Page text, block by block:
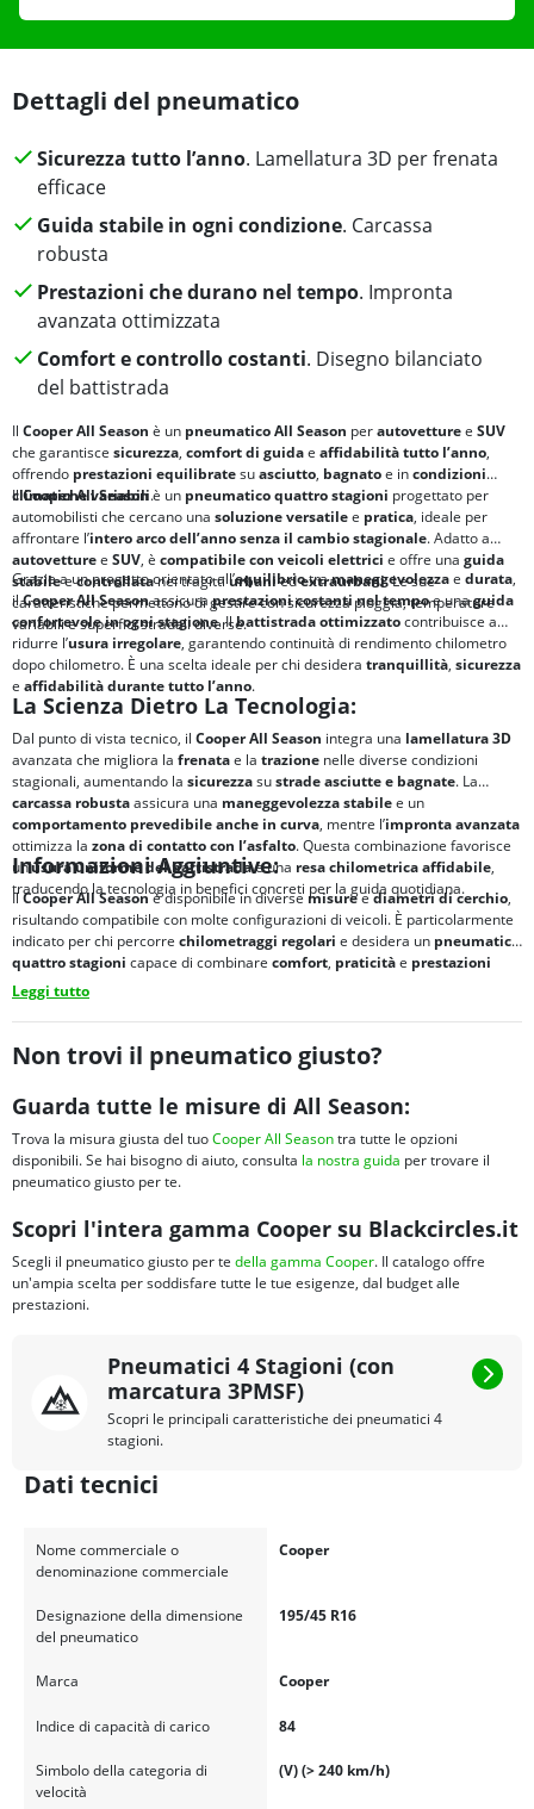
Dettagli del pneumatico
Sicurezza tutto l’anno. Lamellatura 3D per frenata
efficace
Guida stabile in ogni condizione. Carcassa
robusta
Prestazioni che durano nel tempo. Impronta
avanzata ottimizzata
Comfort e controllo costanti. Disegno bilanciato
del battistrada
Il Cooper All Season è un pneumatico All Season perautovetturee SUV
che garantisce sicurezza, comfort di guidae affidabilità tutto l’anno,
offrendo prestazioni equilibratesuasciutto, bagnatoe incondizioni
climatiche variabili.
IlCooper All Seasonè un pneumatico quattro stagioni progettato per
automobilisti che cercano una soluzioneversatilee pratica, ideale per
affrontare l’intero arco dell’anno senza il cambio stagionale. Adatto a
autovetturee SUV, è compatibile con veicoli elettrici e offre una guida
stabileecontrollatanei tragittiurbaniedextraurbani. Le sue
caratteristiche permettono di gestire con sicurezza pioggia, temperature
variabili e superfici stradali diverse.
Grazie a un progetto orientato all’equilibriotramaneggevolezzae durata,
ilCooper All Seasonassicuraprestazioni costanti nel tempoe unaguida
confortevolein ogni stagione. Ilbattistrada ottimizzatocontribuisce a
ridurre l’usura irregolare, garantendo continuità di rendimento chilometro
dopo chilometro. È una scelta ideale per chi desidera tranquillità, sicurezza
e affidabilitàdurante tutto l’anno.
La Scienza Dietro La Tecnologia:
Dal punto di vista tecnico, il Cooper All Season integra una lamellatura 3D
avanzata che migliora la frenatae la trazione nelle diverse condizioni
stagionali, aumentando la sicurezzasustrade asciutte e bagnate. La
carcassa robustaassicura una maneggevolezza stabilee un
comportamento prevedibile anche in curva, mentre l’impronta avanzata
ottimizza la zona di contatto con l’asfalto. Questa combinazione favorisce
un’usura uniforme del battistradae una resa chilometrica affidabile,
traducendo la tecnologia in benefici concreti per la guida quotidiana.
Informazioni Aggiuntive:
IlCooper All Seasonè disponibile in diverse misureediametri di cerchio,
risultando compatibile con molte configurazioni di veicoli. È particolarmente
indicato per chi percorre chilometraggi regolari e desidera un pneumatico
quattro stagioni capace di combinare comfort, praticitàe prestazioni
equilibrate
Leggi tutto
Non trovi il pneumatico giusto?
Guarda tutte le misure di All Season:
Trova la misura giusta del tuoCooper All Seasontra tutte le opzioni
disponibili. Se hai bisogno di aiuto, consulta la nostra guida per trovare il
pneumatico giusto per te.
Scopri l'intera gamma Cooper su Blackcircles.it
Scegli il pneumatico giusto per te della gamma Cooper. Il catalogo offre
un'ampia scelta per soddisfare tutte le tue esigenze, dal budget alle
prestazioni.
Pneumatici 4 Stagioni (con
marcatura 3PMSF)
Scopri le principali caratteristiche dei pneumatici 4
stagioni.
Dati tecnici
Nome commerciale o
denominazione commerciale
Cooper
Designazione della dimensione
del pneumatico
195/45 R16
Marca Cooper
Indice di capacità di carico 84
Simbolo della categoria di
velocità
(V) (> 240 km/h)